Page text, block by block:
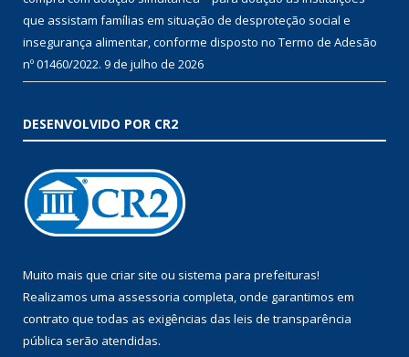
que assistam famílias em situação de desproteção social e
insegurança alimentar, conforme disposto no Termo de Adesão
nº 01460/2022. 9 de julho de 2026
DESENVOLVIDO POR CR2
Muito mais que criar site ou sistema para prefeituras!
Realizamos uma assessoria completa, onde garantimos em
contrato que todas as exigências das leis de transparência
pública serão atendidas.